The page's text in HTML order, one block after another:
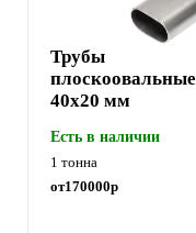
Трубы
плоскоовальные
40х20 мм
Есть в наличии
1 тонна
от170000р